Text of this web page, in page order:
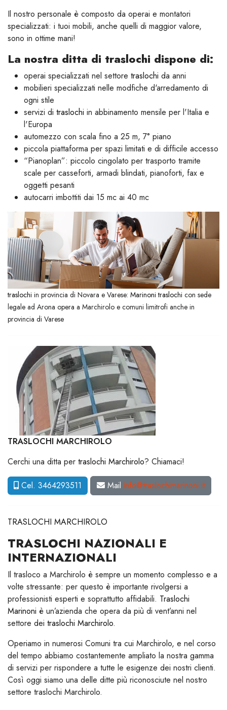
Il nostro personale è composto da operai e montatori
specializzati: i tuoi mobili, anche quelli di maggior valore,
sono in ottime mani!
La nostra ditta di traslochi dispone di:
operai specializzati nel settore traslochi da anni
mobilieri specializzati nelle modfiche d'arredamento di
ogni stile
servizi di traslochi in abbinamento mensile per l'Italia e
l'Europa
automezzo con scala fino a 25 m, 7° piano
piccola piattaforma per spazi limitati e di difficile accesso
“Pianoplan”: piccolo cingolato per trasporto tramite
scale per casseforti, armadi blindati, pianoforti, fax e
oggetti pesanti
autocarri imbottiti dai 15 mc ai 40 mc
traslochi in provincia di Novara e Varese: Marinoni traslochi con sede
legale ad Arona opera a Marchirolo e comuni limitrofi anche in
provincia di Varese
TRASLOCHI MARCHIROLO
Cerchi una ditta per traslochi Marchirolo? Chiamaci!
Cel. 3464293511 Mail info@traslochimarinoni.it
TRASLOCHI MARCHIROLO
TRASLOCHI NAZIONALI E
INTERNAZIONALI
Il trasloco a Marchirolo è sempre un momento complesso e a
volte stressante: per questo è importante rivolgersi a
professionisti esperti e soprattutto affidabili. Traslochi
Marinoni è un’azienda che opera da più di vent’anni nel
settore dei traslochi Marchirolo.
Operiamo in numerosi Comuni tra cui Marchirolo, e nel corso
del tempo abbiamo costantemente ampliato la nostra gamma
di servizi per rispondere a tutte le esigenze dei nostri clienti.
Così oggi siamo una delle ditte più riconosciute nel nostro
settore traslochi Marchirolo.